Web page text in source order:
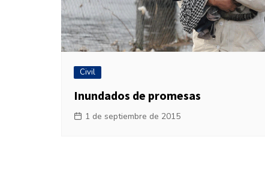
Civil
Inundados de promesas
1 de septiembre de 2015